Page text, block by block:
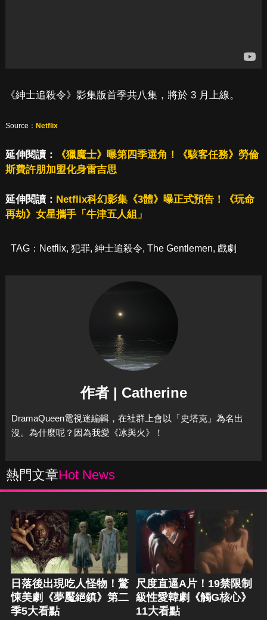
《紳士追殺令》影集版首季共八集，將於 3 月上線。
Source： Netflix
延伸閱讀：
《獵魔士》曝第四季選角！《駭客任務》勞倫
斯費許朋加盟化身雷吉思
延伸閱讀： Netflix科幻影集《3體》曝正式預告！《玩命
再劫》女星攜手「牛津五人組」
TAG： Netflix, 犯罪, 紳士追殺令, The Gentlemen, 戲劇
作者 | Catherine
DramaQueen電視迷編輯，在社群上會以「史塔克」為名出
沒。為什麼呢？因為我愛《冰與火》！
熱門文章Hot News
日落後出現吃人怪物！驚
悚美劇《夢魘絕鎮》第二
季5大看點
尺度直逼A片！19禁限制
級性愛韓劇《觸G核心》
11大看點